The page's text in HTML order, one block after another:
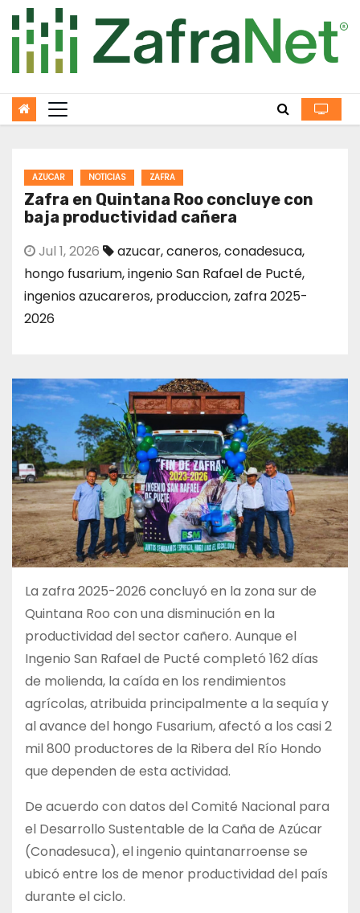
to
content
AZUCAR NOTICIAS ZAFRA
Zafra en Quintana Roo concluye con
baja productividad cañera
Jul 1, 2026 azucar,caneros,conadesuca,
hongo fusarium,ingenio San Rafael de Pucté,
ingenios azucareros, produccion, zafra 2025-
2026
La zafra 2025-2026 concluyó en la zona sur de
Quintana Roo con una disminución en la
productividad del sector cañero. Aunque el
Ingenio San Rafael de Pucté completó 162 días
de molienda, la caída en los rendimientos
agrícolas, atribuida principalmente a la sequía y
al avance del hongo Fusarium, afectó a los casi 2
mil 800 productores de la Ribera del Río Hondo
que dependen de esta actividad.
De acuerdo con datos del Comité Nacional para
el Desarrollo Sustentable de la Caña de Azúcar
(Conadesuca), el ingenio quintanarroense se
ubicó entre los de menor productividad del país
durante el ciclo.